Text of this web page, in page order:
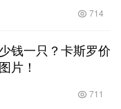
714
钱一只？卡斯罗价
片！
711